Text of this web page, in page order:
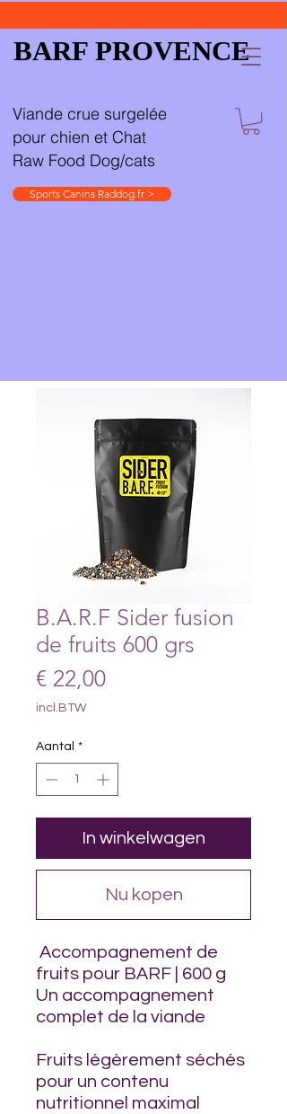
BARF PROVENCE
Viande crue surgelée
pour chien et Chat
Raw Food Dog/cats
Sports Canins Raddog.fr >
B.A.R.F Sider fusion
de fruits 600 grs
€ 22,00Prijs
incl.BTW
Aantal *
In winkelwagen
Nu kopen
Accompagnement de
fruits pour BARF | 600 g
Un accompagnement
complet de la viande
Fruits légèrement séchés
pour un contenu
nutritionnel maximal